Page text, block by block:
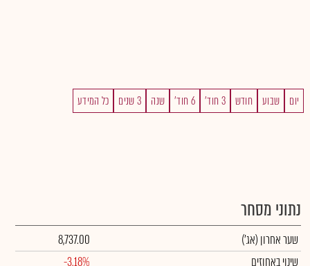
יום שבוע חודש 3 חוד' 6 חוד' שנה 3 שנים כל המידע
נתוני מסחר
שער אחרון (אג')
8,737.00
שינוי באחוזים
-3.18%